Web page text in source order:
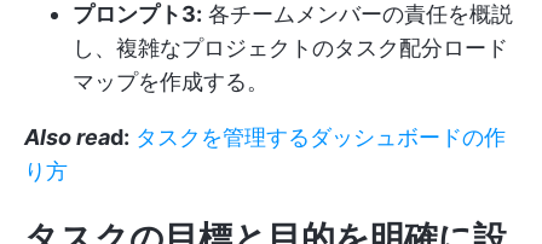
プロンプト3: 各チームメンバーの責任を概説
し、複雑なプロジェクトのタスク配分ロード
マップを作成する。
Also read: タスクを管理するダッシュボードの作
り方